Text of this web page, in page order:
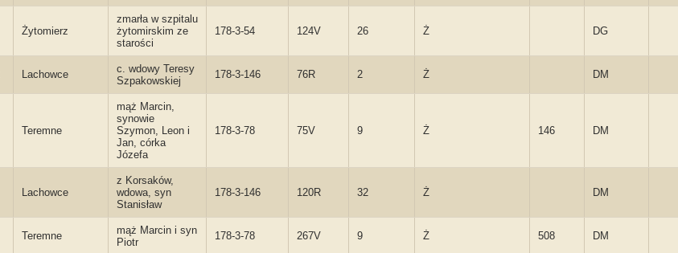
Żytomierz
zmarła w szpitalu
żytomirskim ze
starości
178-3-54 124V 26 Ż DG
Lachowce
c. wdowy Teresy
Szpakowskiej
178-3-146 76R 2 Ż DM
Teremne
mąż Marcin,
synowie
Szymon, Leon i
Jan, córka
Józefa
178-3-78 75V 9 Ż 146 DM
Lachowce
z Korsaków,
wdowa, syn
Stanisław
178-3-146 120R 32 Ż DM
Teremne
mąż Marcin i syn
Piotr
178-3-78 267V 9 Ż 508 DM